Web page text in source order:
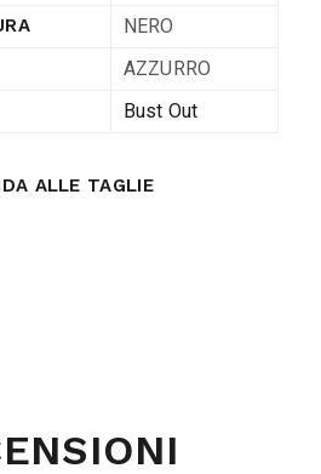
NERO
AZZURRO
Bust Out
ALLE TAGLIE